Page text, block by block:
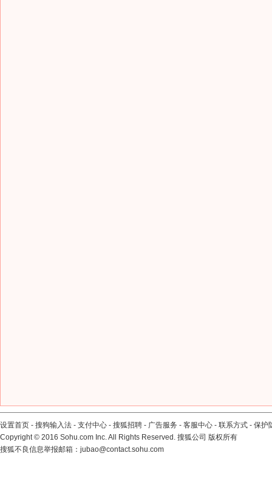
设置首页 - 搜狗输入法 - 支付中心 - 搜狐招聘 - 广告服务 - 客服中心 - 联系方式 - 保护
Copyright© 2016 Sohu.com Inc. All Rights Reserved. 搜狐公司 版权所有
搜狐不良信息举报邮箱： jubao@contact.sohu.com